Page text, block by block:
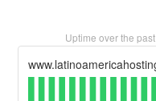
Uptime over the past